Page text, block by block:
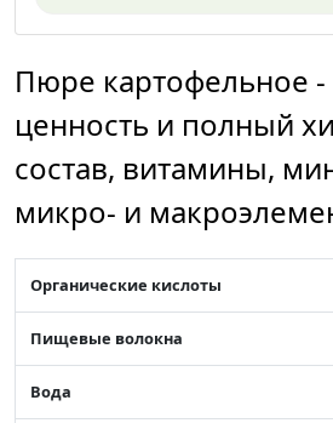
Пюре картофельное
ценность и полный
состав, витамины,
микро- и
Органические кислоты
Пищевые волокна
Вода